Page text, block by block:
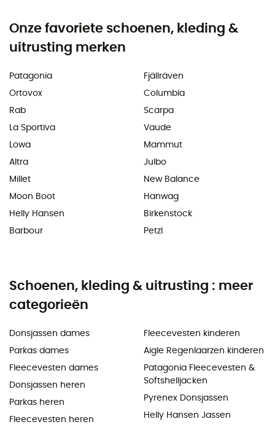
Onze favoriete schoenen, kleding &
uitrusting merken
Patagonia
Ortovox
Rab
La Sportiva
Lowa
Altra
Millet
Moon Boot
Helly Hansen
Barbour
Fjällräven
Columbia
Scarpa
Vaude
Mammut
Julbo
New Balance
Hanwag
Birkenstock
Petzl
Schoenen, kleding & uitrusting : meer
categorieën
Donsjassen dames
Parkas dames
Fleecevesten dames
Donsjassen heren
Parkas heren
Fleecevesten heren
Fleecevesten kinderen
Aigle Regenlaarzen kinderen
Patagonia Fleecevesten &
Softshelljacken
Pyrenex Donsjassen
Helly Hansen Jassen